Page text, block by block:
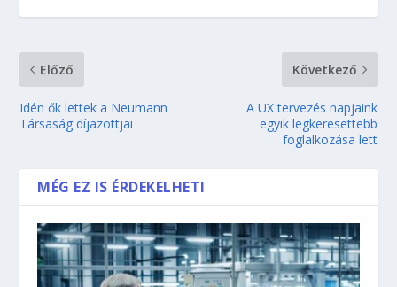
Előző
Idén ők lettek a Neumann
Társaság díjazottjai
Következő
A UX tervezés napjaink
egyik legkeresettebb
foglalkozása lett
MÉG EZ IS ÉRDEKELHETI